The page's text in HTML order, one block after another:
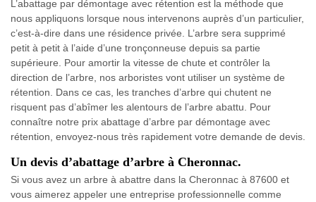
L’abattage par démontage avec rétention est la méthode que
nous appliquons lorsque nous intervenons auprès d’un particulier,
c’est-à-dire dans une résidence privée. L’arbre sera supprimé
petit à petit à l’aide d’une tronçonneuse depuis sa partie
supérieure. Pour amortir la vitesse de chute et contrôler la
direction de l’arbre, nos arboristes vont utiliser un système de
rétention. Dans ce cas, les tranches d’arbre qui chutent ne
risquent pas d’abîmer les alentours de l’arbre abattu. Pour
connaître notre prix abattage d’arbre par démontage avec
rétention, envoyez-nous très rapidement votre demande de devis.
Un devis d’abattage d’arbre à Cheronnac.
Si vous avez un arbre à abattre dans la Cheronnac à 87600 et
vous aimerez appeler une entreprise professionnelle comme